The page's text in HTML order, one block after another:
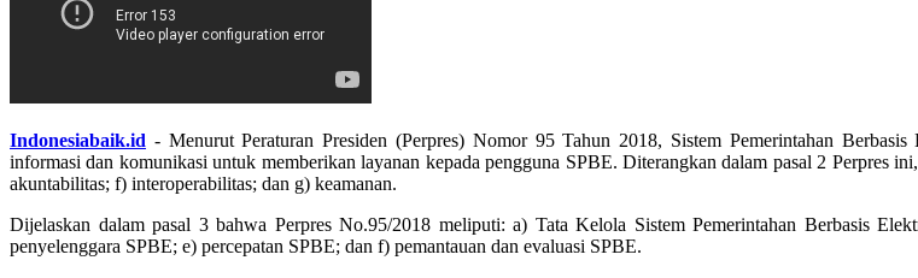
Indonesiabaik.id - Menurut Peraturan Presiden (Perpres) Nomor 95 Tahun 2018, Sistem Pemerintahan
informasi dan komunikasi untuk memberikan layanan kepada pengguna SPBE. Diterangkan dalam pasal 2 Perpres
akuntabilitas; f) interoperabilitas; dan g) keamanan.
Dijelaskan dalam pasal 3 bahwa Perpres No.95/2018 meliputi: a) Tata Kelola Sistem Pemerintahan Berbasis
penyelenggara SPBE; e) percepatan SPBE; dan f) pemantauan dan evaluasi SPBE.